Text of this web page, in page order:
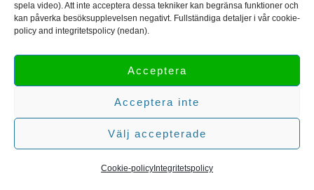
spela video). Att inte acceptera dessa tekniker kan begränsa funktioner och
kan påverka besöksupplevelsen negativt. Fullständiga detaljer i vår cookie-
policy and integritetspolicy (nedan).
Acceptera
Acceptera inte
Välj accepterade
Cookie-policy Integritetspolicy
Utsikt över vingården i Hawke’s Bay, copyright BKWine
Photography
Dag 6, måndag 15 mars —
Napier till Martinborough,